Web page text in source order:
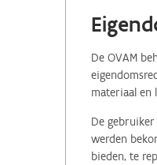
De OVAM
materiaal en
De
werden
bieden, te